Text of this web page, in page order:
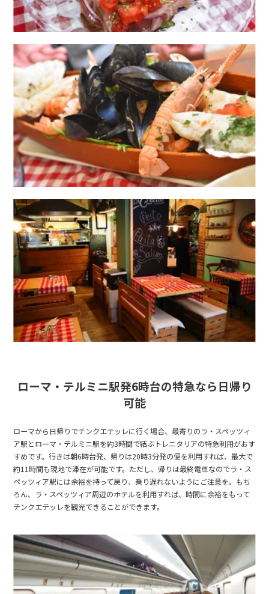
ローマ・テルミニ駅発6時台の特急なら日帰り
可能
ローマから日帰りでチンクエテッレに行く場合、最寄りのラ・スペッツィ
ア駅とローマ・テルミニ駅を約3時間で結ぶトレニタリアの特急利用がおす
すめです。行きは朝6時台発、帰りは20時3分発の便を利用すれば、最大で
約11時間も現地で滞在が可能です。ただし、帰りは最終電車なのでラ・ス
ペッツィア駅には余裕を持って戻り、乗り遅れないようにご注意を。もち
ろん、ラ・スペッツィア周辺のホテルを利用すれば、時間に余裕をもって
チンクエテッレを観光できることができます。